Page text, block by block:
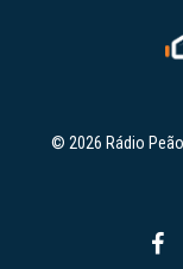
© 2026 Rádio Peão